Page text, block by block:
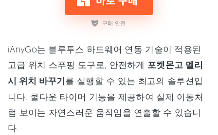
iAnyGo는 블루투스 하드웨어 연동 기술이 적용된
고급 위치 스푸핑 도구로, 안전하게 포켓몬고 멜리
시 위치 바꾸기를 실행할 수 있는 최고의 솔루션입
니다. 쿨다운 타이머 기능을 제공하여 실제 이동처
럼 보이는 자연스러운 움직임을 연출할 수 있습니
다.